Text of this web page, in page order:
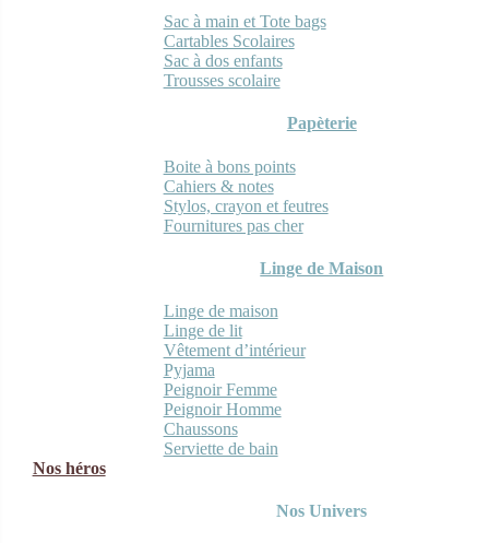
Sac à main et Tote bags
Cartables Scolaires
Sac à dos enfants
Trousses scolaire
Papèterie
Boite à bons points
Cahiers & notes
Stylos, crayon et feutres
Fournitures pas cher
Linge de Maison
Linge de maison
Linge de lit
Vêtement d’intérieur
Pyjama
Peignoir Femme
Peignoir Homme
Chaussons
Serviette de bain
Nos héros
Nos Univers